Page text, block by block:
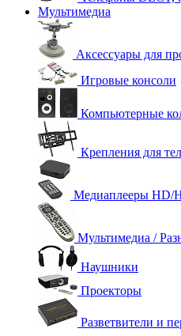
Мультимедиа
Аксессуары для
Игровые консоли
Компьютерные
Крепления для
Медиаплееры HD/
Мультимедиа /
Наушники
Проекторы
Разветвители и